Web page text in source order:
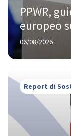
PPWR,
europeo
06/08/2026
Report di